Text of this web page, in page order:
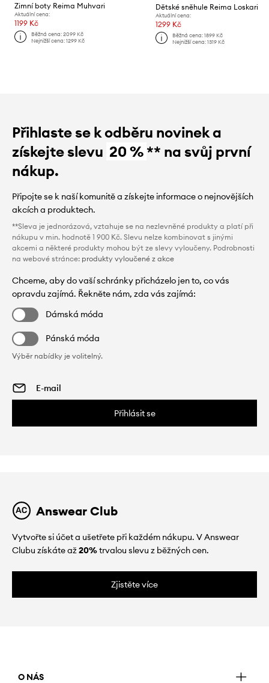
Zimní boty Reima Muhvari
Aktuální cena:
1199 Kč
Běžná cena:2099 Kč
Nejnižší cena:1299 Kč
Dětské sněhule Reima Loskari
Aktuální cena:
1299 Kč
Běžná cena: 1899 Kč
Nejnižší cena: 1319 Kč
Přihlaste se k odběru novinek a
získejte slevu 20 %** na svůj první
nákup.
Připojte se k naší komunitě a získejte informace o nejnovějších
akcích a produktech.
**Sleva je jednorázová, vztahuje se na nezlevněné produkty a platí při
nákupu v min. hodnotě 1 900 Kč. Slevu nelze kombinovat s jinými
akcemi a některé produkty mohou být ze slevy vyloučeny. Podrobnosti
na webové stránce: produkty vyloučené z akce
Chceme, aby do vaší schránky přicházelo jen to, co vás
opravdu zajímá. Řekněte nám, zda vás zajímá:
Dámská móda
Pánská móda
Výběr nabídky je volitelný.
Přihlásit se
Answear Club
Vytvořte si účet a ušetřete při každém nákupu. V Answear
Clubu získáte až20%trvalou slevu z běžných cen.
Zjistěte více
O NÁS